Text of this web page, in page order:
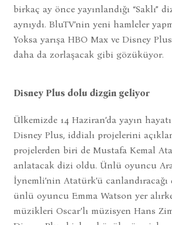
birkaç ay önce yayınlandığı “Saklı”
aynıydı. BluTV’nin yeni hamleler
Yoksa yarışa HBO Max ve Disney
daha da zorlaşacak gibi gözüküyor.
Disney Plus dolu dizgin geliyor
Ülkemizde 14 Haziran’da yayın
Disney Plus, iddialı projelerini
projelerden biri de Mustafa Kemal
anlatacak dizi oldu. Ünlü oyuncu
İynemli’nin Atatürk’ü
ünlü oyuncu Emma Watson yer
müzikleri Oscar’lı müzisyen Hans